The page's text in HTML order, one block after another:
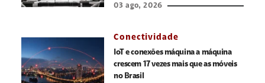
03 ago, 2026
Conectividade
IoT e conexões máquina a máquina
crescem 17 vezes mais que as móveis
no Brasil